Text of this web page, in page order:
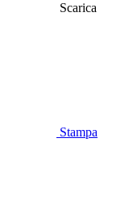
Scarica
Stampa